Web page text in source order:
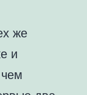
же
и